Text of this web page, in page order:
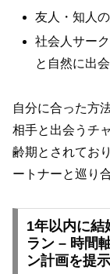
友人・知人
社会人サー
と自然に出
自分に合った方
相手と出会うチ
齢期とされてお
ートナーと巡り
1年以内に結
ラン – 時間
ン計画を提示